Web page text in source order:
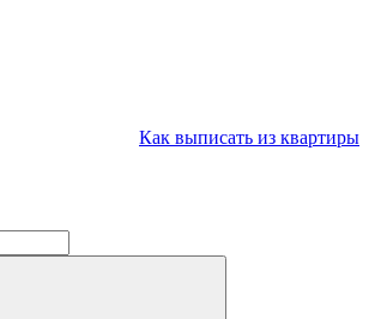
Как выписать из квартиры